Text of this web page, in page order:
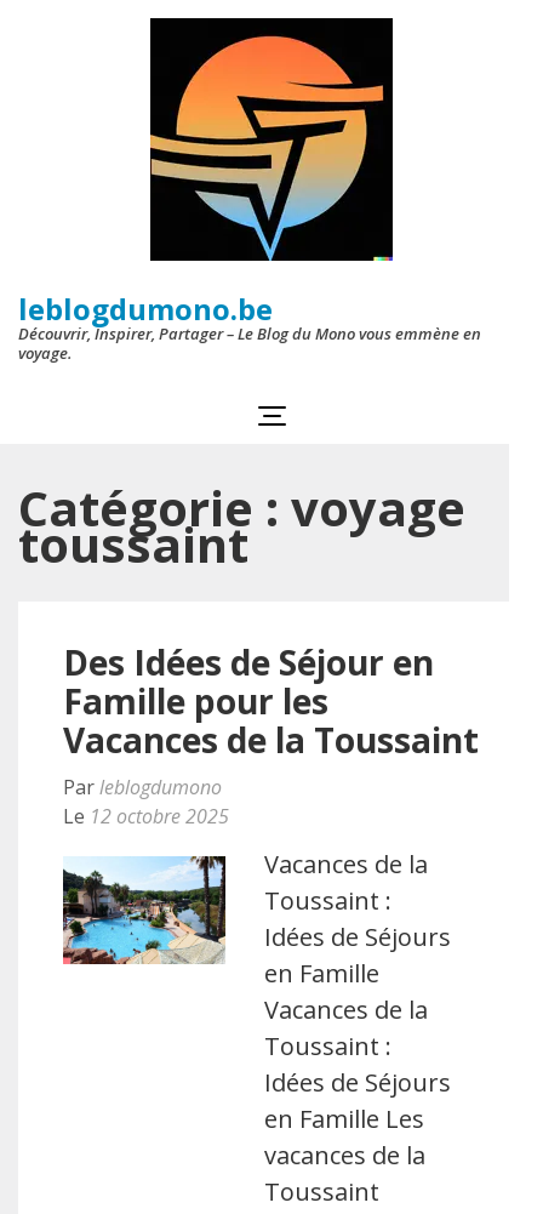
leblogdumono.be
Découvrir, Inspirer, Partager – Le Blog du Mono vous emmène en
voyage.
Catégorie : voyage
toussaint
Des Idées de Séjour en
Famille pour les
Vacances de la Toussaint
Parleblogdumono
Le 12 octobre 2025
Vacances de la
Toussaint :
Idées de Séjours
en Famille
Vacances de la
Toussaint :
Idées de Séjours
en Famille Les
vacances de la
Toussaint